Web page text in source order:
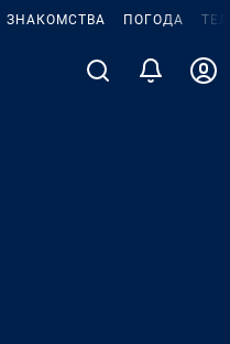
ЗНАКОМСТВА ПОГОДА